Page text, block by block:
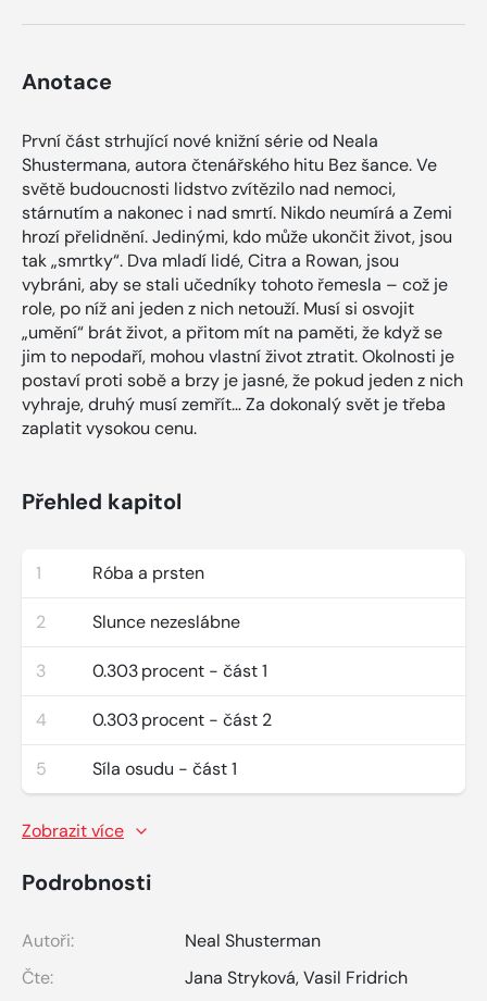
Anotace
První část strhující nové knižní série od Neala
Shustermana, autora čtenářského hitu Bez šance. Ve
světě budoucnosti lidstvo zvítězilo nad nemoci,
stárnutím a nakonec i nad smrtí. Nikdo neumírá a Zemi
hrozí přelidnění. Jedinými, kdo může ukončit život, jsou
tak „smrtky“. Dva mladí lidé, Citra a Rowan, jsou
vybráni, aby se stali učedníky tohoto řemesla – což je
role, po níž ani jeden z nich netouží. Musí si osvojit
„umění“ brát život, a přitom mít na paměti, že když se
jim to nepodaří, mohou vlastní život ztratit. Okolnosti je
postaví proti sobě a brzy je jasné, že pokud jeden z nich
vyhraje, druhý musí zemřít… Za dokonalý svět je třeba
zaplatit vysokou cenu.
Přehled kapitol
1 Róba a prsten
2 Slunce nezeslábne
3 0.303 procent - část 1
4 0.303 procent - část 2
5 Síla osudu - část 1
Zobrazit více
Podrobnosti
Autoři:
Neal Shusterman
Čte:
Jana Stryková,Vasil Fridrich